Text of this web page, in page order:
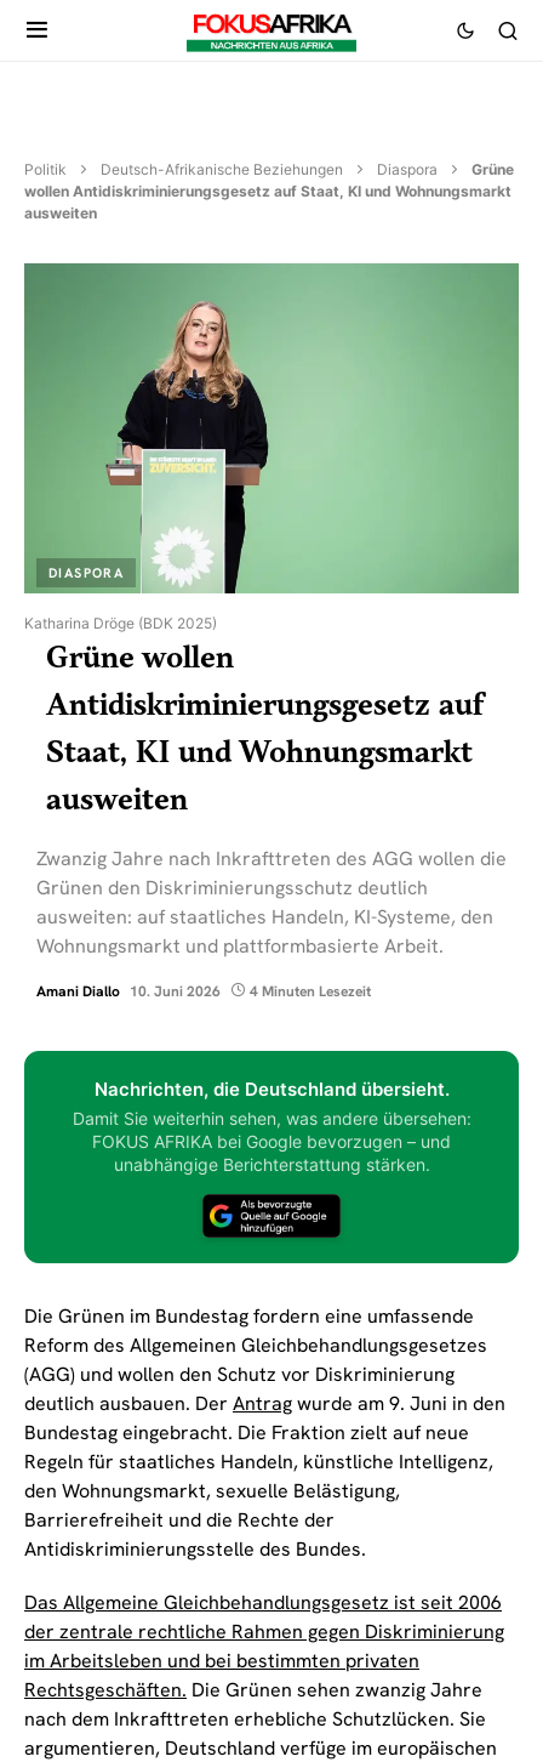
Politik Deutsch-Afrikanische Beziehungen Diaspora
Grüne
wollen Antidiskriminierungsgesetz auf Staat, KI und Wohnungsmarkt
ausweiten
Katharina Dröge (BDK 2025)
DIASPORA
Grüne wollen
Antidiskriminierungsgesetz auf
Staat, KI und Wohnungsmarkt
ausweiten
Zwanzig Jahre nach Inkrafttreten des AGG wollen die
Grünen den Diskriminierungsschutz deutlich
ausweiten: auf staatliches Handeln, KI-Systeme, den
Wohnungsmarkt und plattformbasierte Arbeit.
Amani Diallo 10. Juni 2026 4 Minuten Lesezeit
Nachrichten, die Deutschland übersieht.
Damit Sie weiterhin sehen, was andere übersehen:
FOKUS AFRIKA bei Google bevorzugen – und
unabhängige Berichterstattung stärken.
Die Grünen im Bundestag fordern eine umfassende
Reform des Allgemeinen Gleichbehandlungsgesetzes
(AGG) und wollen den Schutz vor Diskriminierung
deutlich ausbauen. Der Antragwurde am 9. Juni in den
Bundestag eingebracht. Die Fraktion zielt auf neue
Regeln für staatliches Handeln, künstliche Intelligenz,
den Wohnungsmarkt, sexuelle Belästigung,
Barrierefreiheit und die Rechte der
Antidiskriminierungsstelle des Bundes.
Das Allgemeine Gleichbehandlungsgesetz ist seit 2006
der zentrale rechtliche Rahmen gegen Diskriminierung
im Arbeitsleben und bei bestimmten privaten
Rechtsgeschäften. Die Grünen sehen zwanzig Jahre
nach dem Inkrafttreten erhebliche Schutzlücken. Sie
argumentieren, Deutschland verfüge im europäischen